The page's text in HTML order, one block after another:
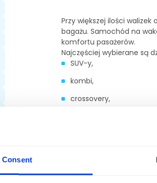
Consent
Przy większej ilości walizek
bagażu. Samochód na
komfortu pasażerów.
Najczęściej wybierane są
SUV-y,
kombi,
crossovery,
SUV-y zapewniają
oferujące dodatkowy rząd